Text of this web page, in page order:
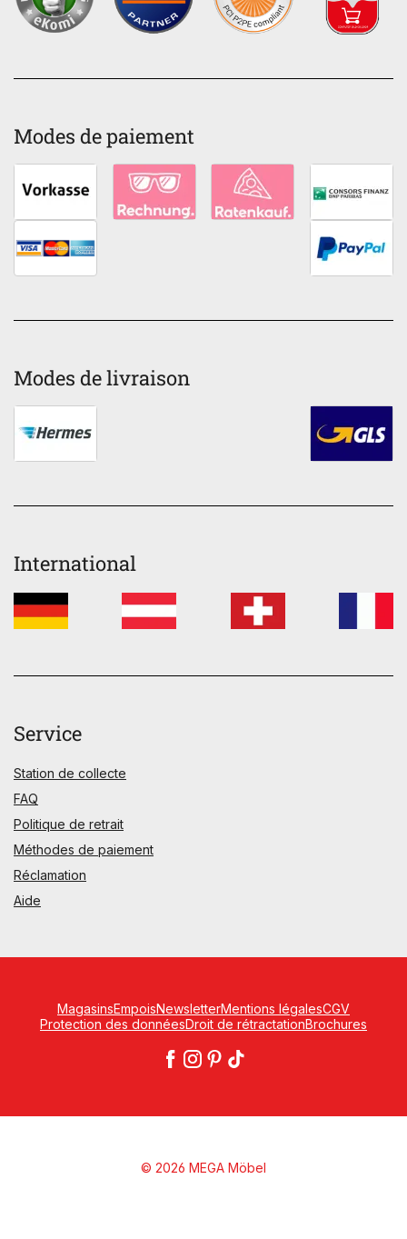
Modes de paiement
Modes de livraison
International
Service
Station de collecte
FAQ
Politique de retrait
Méthodes de paiement
Réclamation
Aide
MagasinsEmpoisNewsletterMentions légalesCGV
Protection des donnéesDroit de rétractationBrochures
© 2026 MEGA Möbel